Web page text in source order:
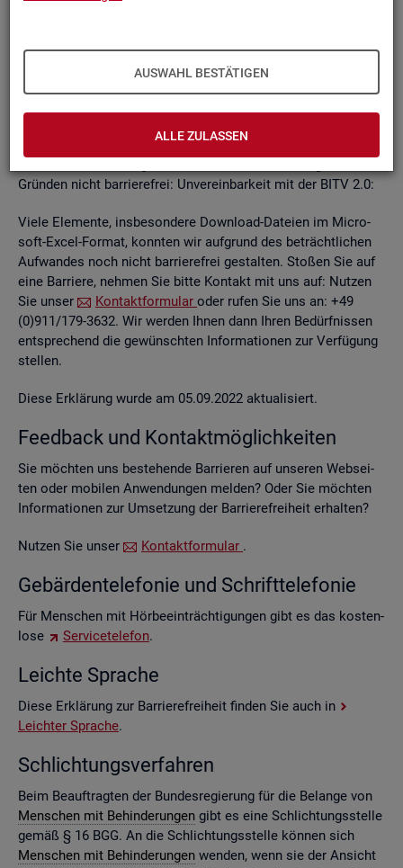
AUSWAHL BESTÄTIGEN
ALLE ZULASSEN
kon­ti­nu­ier­lich durch­ge­führt wer­den.
Die Web­sei­ten sind mit den ge­nann­ten An­for­de­run­gen teil­
Grün­den nicht bar­rie­re­frei: Un­ver­ein­bar­keit mit der BITV 2.0:
Viele Ele­men­te, ins­be­son­de­re Down­load-Da­tei­en im Mi­cro­
soft-Excel-For­mat, konn­ten wir auf­grund des be­trächt­li­chen
Auf­wan­des noch nicht bar­rie­re­frei ge­stal­ten. Sto­ßen Sie auf
eine Bar­rie­re, neh­men Sie bitte Kon­takt mit uns auf: Nut­zen
Sie unser
Kon­takt­for­mu­lar oder rufen Sie uns an: +49
(0)911/179-3632. Wir wer­den Ihnen dann Ihren Be­dürf­nis­sen
ent­spre­chend die ge­wünsch­ten In­for­ma­tio­nen zur Ver­fü­gung
stel­len.
Diese Er­klä­rung wurde am 05.09.2022 ak­tua­li­siert.
Feed­back und Kon­takt­mög­lich­kei­ten
Sie möch­ten uns be­stehen­de Bar­rie­ren auf un­se­ren Web­sei­
ten oder mo­bi­len An­wen­dun­gen mel­den? Oder Sie möch­ten
In­for­ma­tio­nen zur Um­set­zung der Bar­rie­re­frei­heit er­hal­ten?
Nut­zen Sie unser Kon­takt­for­mu­lar .
Ge­bär­den­te­le­fo­nie und Schrift­te­le­fo­nie
Für Men­schen mit Hör­be­ein­träch­ti­gun­gen gibt es das kos­ten­
lo­se
Ser­vice­te­le­fon.
Leich­te Spra­che
Diese Er­klä­rung zur Bar­rie­re­frei­heit fin­den Sie auch in
Leich­ter Spra­che.
Schlich­tungs­ver­fah­ren
Beim Be­auf­trag­ten der Bun­des­re­gie­rung für die Be­lan­ge von
Men­schen mit Be­hin­de­run­gen gibt es eine Schlich­tungs­stel­le
gemäß § 16 BGG. An die Schlich­tungs­stel­le kön­nen sich
Men­schen mit Be­hin­de­run­gen wen­den, wenn sie der An­sicht